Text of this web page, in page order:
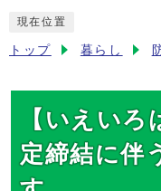
現在位置
トップ 暮らし
【いえい
定締結に伴